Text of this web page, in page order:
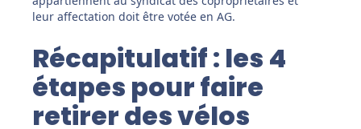
leur affectation doit être votée en AG.
Récapitulatif : les 4
étapes pour faire
retirer des vélos